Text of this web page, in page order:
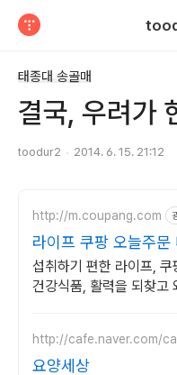
태종대 송골매
결국, 우려가
toodur2 2014. 6. 15. 21:12
http://m.coupang.com
라이프 쿠팡 오늘주문
섭취하기 편한 라이프,
건강식품, 활력을 되찾고
http://cafe.naver.com/
요양세상